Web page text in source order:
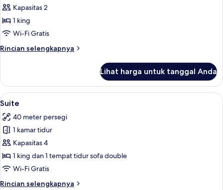
Kamar
Superior
Kapasitas 2
1 king
Wi-Fi Gratis
Rincian selengkapnya
Rincian
Kamar
Superior
Lihat harga untuk tanggal Anda
Lihat
semua
foto
untuk
Suite
Suite | Minibar, brankas, meja kerja,
6
Suite
40 meter persegi
1 kamar tidur
Kapasitas 4
1 king dan 1 tempat tidur sofa double
Wi-Fi Gratis
Rincian selengkapnya
Rincian